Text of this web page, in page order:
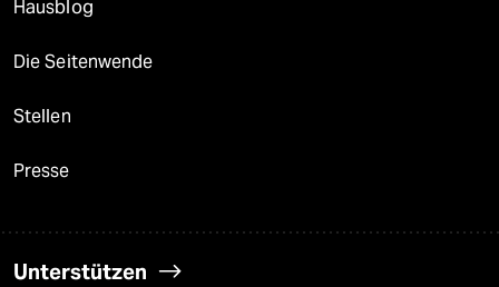
Hausblog
Die Seitenwende
Stellen
Presse
Unterstützen